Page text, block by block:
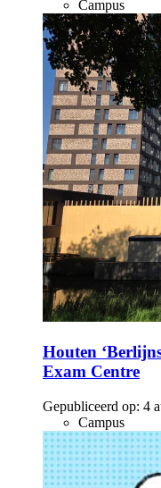
Campus
Houten
Exam Centre
Gepubliceerd op: 4
Campus